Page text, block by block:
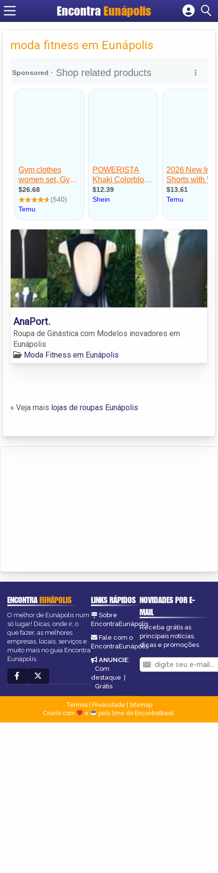
EncontraEunápolis
Cadastrar empresa
Criar conta
moda fitness em Eunápolis
AnaPort.
Roupa de Ginástica com Modelos inovadores em
Eunápolis
Moda Fitness em Eunápolis
» Veja mais lojas de roupas Eunápolis
ENCONTRAEUNÁPOLIS
O melhor de Eunápolis num
só lugar! Dicas, onde ir, o
que fazer, as melhores
empresas, locais, serviços e
muito mais no guia Encontra
Eunápolis.
LINKS RÁPIDOS
Sobre
EncontraEunápolis
Fale com o
EncontraEunápolis
ANUNCIE:
Com
destaque |
Grátis
NOVIDADES POR E-
MAIL
Receba grátis as
principais notícias,
dicas e promoções
Termos| Privacidade
Sitemap
Criado com
e pelo time do EncontraBrasil